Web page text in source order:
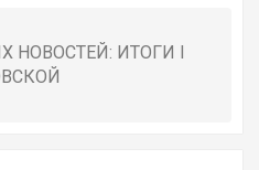
НОВОСТЕЙ: ИТОГИ I